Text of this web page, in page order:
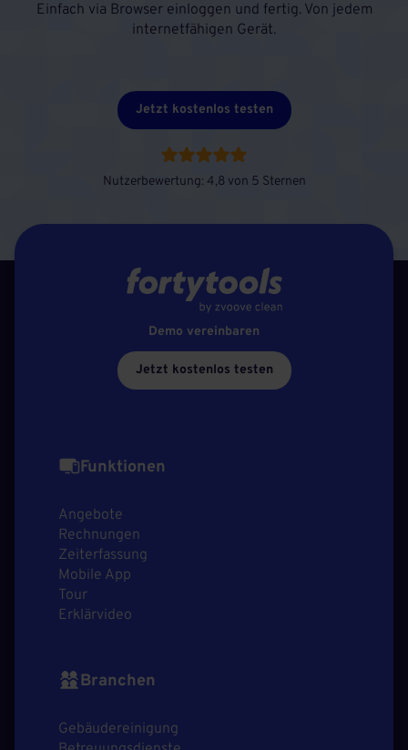
Einfach via Browser einloggen und fertig. Von jedem
internetfähigen Gerät.
Jetzt kostenlos testen
Nutzerbewertung: 4,8 von 5 Sternen
Demo vereinbaren
Jetzt kostenlos testen
Funktionen
Angebote
Rechnungen
Zeiterfassung
Mobile App
Tour
Erklärvideo
Branchen
Gebäudereinigung